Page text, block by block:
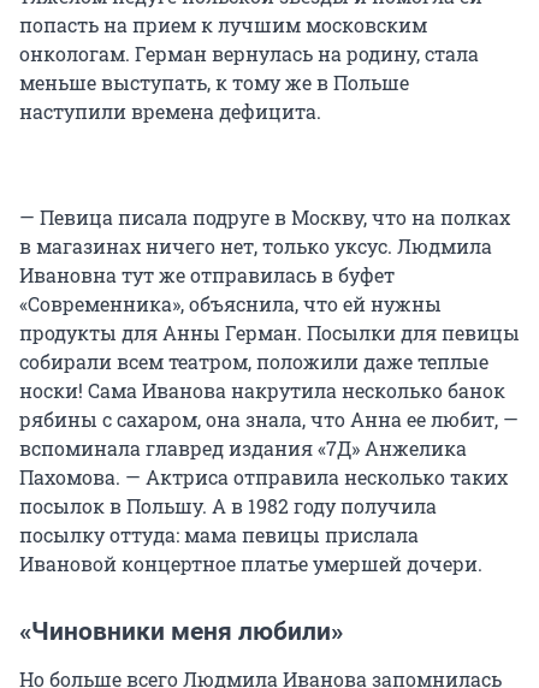
попасть на прием к лучшим московским
онкологам. Герман вернулась на родину, стала
меньше выступать, к тому же в Польше
наступили времена дефицита.
— Певица писала подруге в Москву, что на полках
в магазинах ничего нет, только уксус. Людмила
Ивановна тут же отправилась в буфет
«Современника», объяснила, что ей нужны
продукты для Анны Герман. Посылки для певицы
собирали всем театром, положили даже теплые
носки! Сама Иванова накрутила несколько банок
рябины с сахаром, она знала, что Анна ее любит, —
вспоминала главред издания «7Д» Анжелика
Пахомова. — Актриса отправила несколько таких
посылок в Польшу. А в 1982 году получила
посылку оттуда: мама певицы прислала
Ивановой концертное платье умершей дочери.
«Чиновники меня любили»
Но больше всего Людмила Иванова запомнилась